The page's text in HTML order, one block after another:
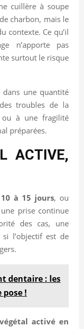
cuillère à soupe
charbon, mais le
contexte. Ce qu’il
n’apporte pas
surtout le risque
une quantité
troubles de la
à une fragilité
préparées.
ACTIVE,
à 15 jours, ou
prise continue
des cas, une
l’objectif est de
dentaire : les
!
activé en